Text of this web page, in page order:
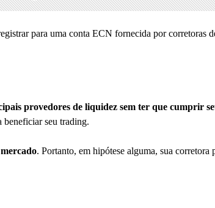
para uma conta ECN fornecida por
provedores de liquidez sem ter que cumprir
beneficiar seu trading.
. Portanto, em hipótese alguma, sua